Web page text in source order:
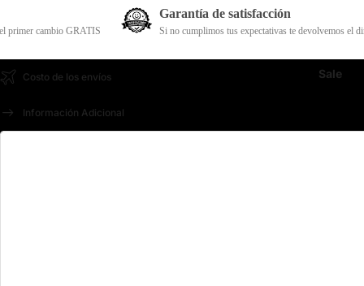
Sale
Garantía de satisfacción
Si no cumplimos tus expectativas te devolvemos el dinero del producto
Costo de los envíos
Información Adicional